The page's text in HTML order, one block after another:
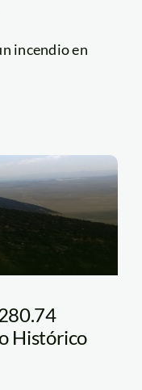
incendio en
Histórico